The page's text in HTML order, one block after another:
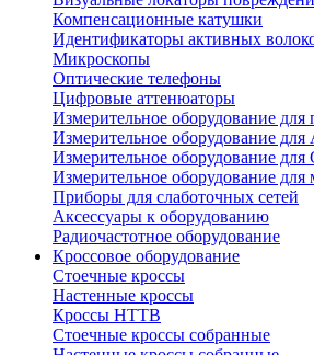
Компенсационные катушки
Идентификаторы активных
Микроскопы
Оптические телефоны
Цифровые аттенюаторы
Измерительное оборудование для
Измерительное оборудование
Измерительное оборудование для
Измерительное оборудование
Приборы для слаботочных сетей
Аксессуары к оборудованию
Радиочастотное оборудование
Кроссовое оборудование
Стоечные кроссы
Настенные кроссы
Кроссы HTTB
Стоечные кроссы собранные